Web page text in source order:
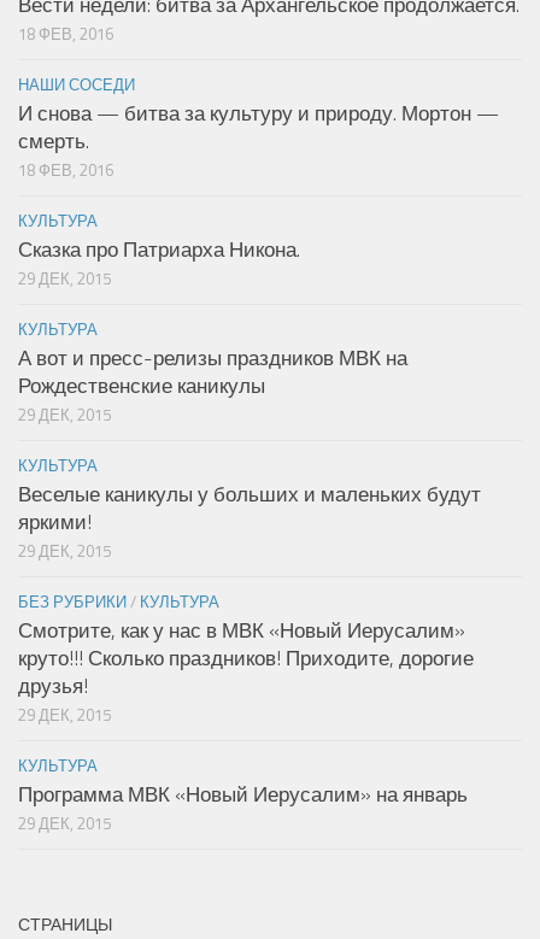
18 ФЕВ, 2016
НАШИ СОСЕДИ
И снова — битва за культуру и природу. Мортон —
смерть.
18 ФЕВ, 2016
КУЛЬТУРА
Сказка про Патриарха Никона.
29 ДЕК, 2015
КУЛЬТУРА
А вот и пресс-релизы праздников МВК на
Рождественские каникулы
29 ДЕК, 2015
КУЛЬТУРА
Веселые каникулы у больших и маленьких будут
яркими!
29 ДЕК, 2015
БЕЗ РУБРИКИ/ КУЛЬТУРА
Смотрите, как у нас в МВК «Новый Иерусалим»
круто!!! Сколько праздников! Приходите, дорогие
друзья!
29 ДЕК, 2015
КУЛЬТУРА
Программа МВК «Новый Иерусалим» на январь
29 ДЕК, 2015
СТРАНИЦЫ